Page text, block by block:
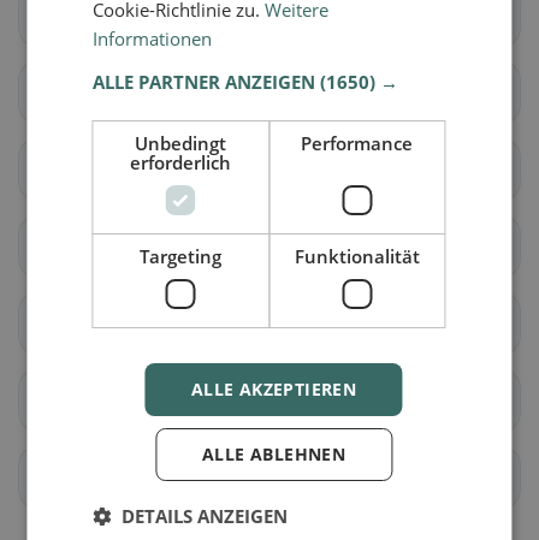
Waldstatt Bühler
Speicher
Teufen (AR)
Heiden
Lutzenberg Rehetobel
Wald (AR)
Walzenhausen Wolfhalden
Cookie-Richtlinie zu.Weitere
Informationen
ALLE PARTNER ANZEIGEN(1650) →
Unbedingt
erforderlich
Performance
Targeting Funktionalität
ALLE AKZEPTIEREN
ALLE ABLEHNEN
DETAILS ANZEIGEN